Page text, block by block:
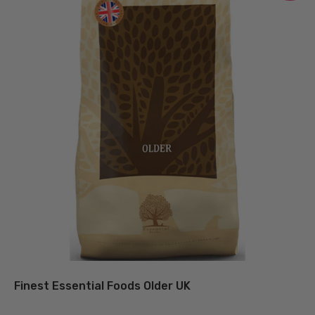
Finest Essential Foods Older UK